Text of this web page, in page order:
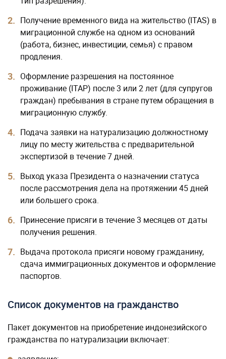
Получение временного вида на жительство (ITAS) в
миграционной службе на одном из оснований
(работа, бизнес, инвестиции, семья) с правом
продления.
Оформление разрешения на постоянное
проживание (ITAP) после 3 или 2 лет (для супругов
граждан) пребывания в стране путем обращения в
миграционную службу.
Подача заявки на натурализацию должностному
лицу по месту жительства с предварительной
экспертизой в течение 7 дней.
Выход указа Президента о назначении статуса
после рассмотрения дела на протяжении 45 дней
или большего срока.
Принесение присяги в течение 3 месяцев от даты
получения решения.
Выдача протокола присяги новому гражданину,
сдача иммиграционных документов и оформление
паспортов.
Список документов на гражданство
Пакет документов на приобретение индонезийского
гражданства по натурализации включает: